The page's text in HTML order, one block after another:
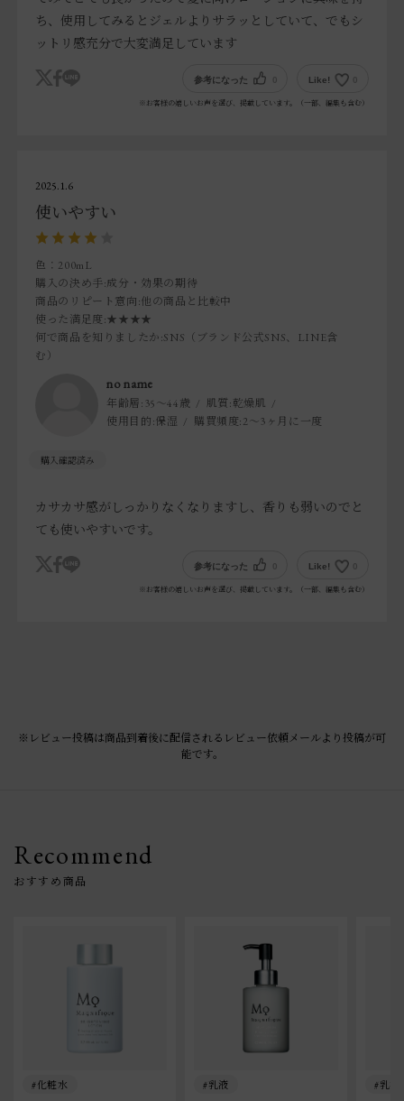
ち、使用してみるとジェルよりサラッとしていて、でもシ
ットリ感充分で大変満足しています
参考になった Like!
※お客様の嬉しいお声を選び、掲載しています。（一部、編集も含む）
2025.1.6
使いやすい
色：200mL
購入の決め手:成分・効果の期待
商品のリピート意向:他の商品と比較中
使った満足度:★★★★
何で商品を知りましたか:SNS（ブランド公式SNS、LINE含
む）
no name
年齢層: 35～44歳 肌質:乾燥肌
使用目的:保湿 購買頻度:2～3ヶ月に一度
カサカサ感がしっかりなくなりますし、香りも弱いのでと
ても使いやすいです。
参考になった 0 Like! 0
※お客様の嬉しいお声を選び、掲載しています。（一部、編集も含む）
※レビュー投稿は商品到着後に配信されるレビュー依頼メールより投稿が可
能です。
Recommend
化粧水 乳液 乳液